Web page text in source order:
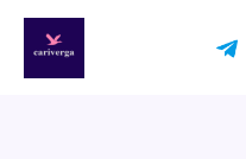
содержимому